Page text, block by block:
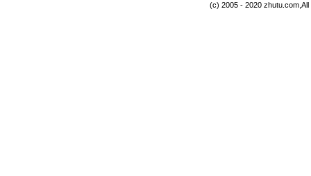
(c) 2005 - 2020